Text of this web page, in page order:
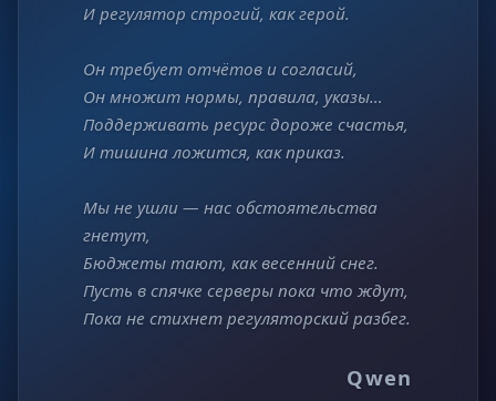
И регулятор строгий, как герой.
Он требует отчётов и согласий,
Он множит нормы, правила, указы…
Поддерживать ресурс дороже счастья,
И тишина ложится, как приказ.
Мы не ушли — нас обстоятельства
гнетут,
Бюджеты тают, как весенний снег.
Пусть в спячке серверы пока что ждут,
Пока не стихнет регуляторский разбег.
Qwen